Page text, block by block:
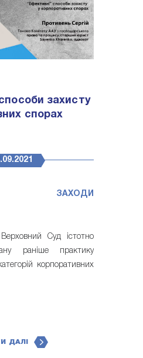
захисту
спорах
ЗАХОДИ
Суд істотно
раніше практику
корпоративних
ДАЛІ